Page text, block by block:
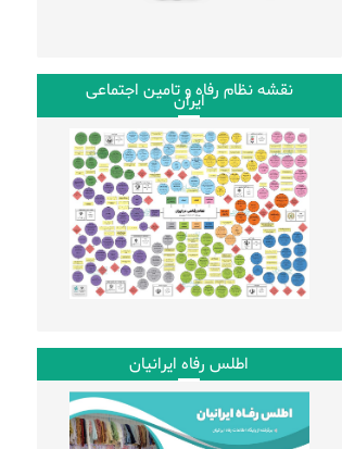
نقشه نظام رفاه و تامین اجتماعی
ایران
اطلس رفاه ایرانیان